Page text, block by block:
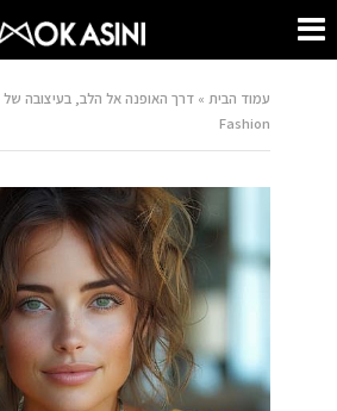
עמוד הבית »
Fashion